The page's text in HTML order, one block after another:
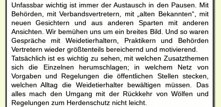
Unfassbar wichtig ist immer der Austausch in den Pausen. Mit
Behörden, mit Verbandsvertretern, mit „alten Bekannten“, mit
neuen Gesichtern und aus anderen Sparten mit anderen
Ansichten. Wir bemühen uns um ein breites Bild. Und so waren
Gespräche mit Weidetierhaltern, Praktikern und Behörden
Vertretern wieder größtenteils bereichernd und motivierend.
Tatsächlich ist es wichtig zu sehen, mit welchen Zusatzthemen
sich die Einzelnen herumschlagen; in welchem Netz von
Vorgaben und Regelungen die öffentlichen Stellen stecken,
welchen Alltag die Weidetierhalter bewältigen müssen. Das
alles mach den Umgang mit der Rückkehr von Wölfen und
Regelungen zum Herdenschutz nicht leicht.